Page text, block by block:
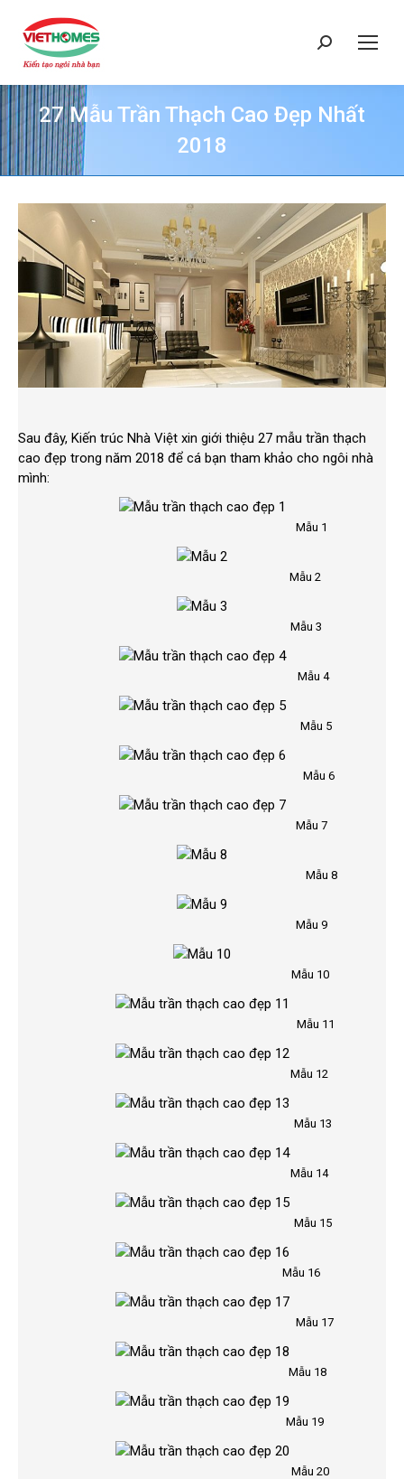
Search:
27 Mẫu Trần Thạch Cao Đẹp Nhất
2018
Sau đây, Kiến trúc Nhà Việt xin giới thiệu 27 mẫu trần thạch
cao đẹp trong năm 2018 để cá bạn tham khảo cho ngôi nhà
mình:
Mẫu 1
Mẫu 2
Mẫu 3
Mẫu 4
Mẫu 5
Mẫu 6
Mẫu 7
Mẫu 8
Mẫu 9
Mẫu 10
Mẫu 11
Mẫu 12
Mẫu 13
Mẫu 14
Mẫu 15
Mẫu 16
Mẫu 17
Mẫu 18
Mẫu 19
Mẫu 20